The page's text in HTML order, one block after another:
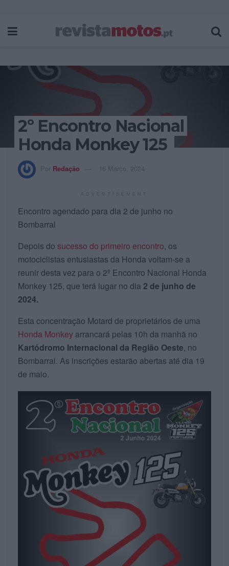
2º Encontro Nacional
Honda Monkey 125
Por Redação 16 Março, 2024
Encontro agendado para dia 2 de junho no
Bombarral
Depois do sucesso do primeiro encontro, os
motociclistas entusiastas da Honda voltam-se a
reunir desta vez para o 2º Encontro Nacional Honda
Monkey 125, que terá lugar no dia 2 de junho de
2024.
Esta concentração Motard de proprietários de uma
Honda Monkey arrancará pelas 10h da manhã no
Kartódromo Internacional da Região Oeste, no
Bombarral. As inscrições estarão abertas até dia 19
de maio.